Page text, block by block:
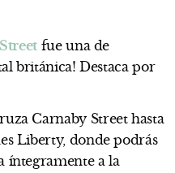
fue una de
británica! Destaca por
Carnaby Street hasta
Liberty, donde podrás
íntegramente a la